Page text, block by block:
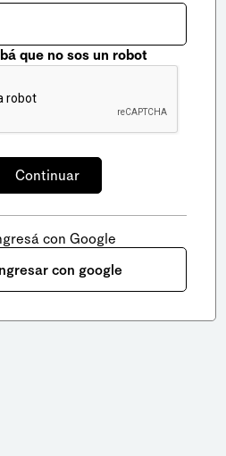
que no sos un robot
con Google
con google